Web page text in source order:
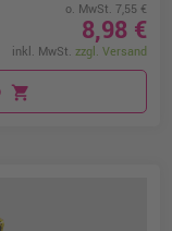
o. MwSt. 7,55 €
8,98 €
inkl. MwSt. zzgl. Versand
shopping_cart